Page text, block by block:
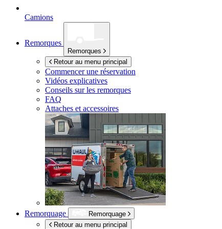
Camions
Remorques
Remorques
Retour au menu principal
Commencer une réservation
Vidéos explicatives
Conseils sur les remorques
FAQ
Attaches et accessoires
Remorquage
Remorquage
Retour au menu principal